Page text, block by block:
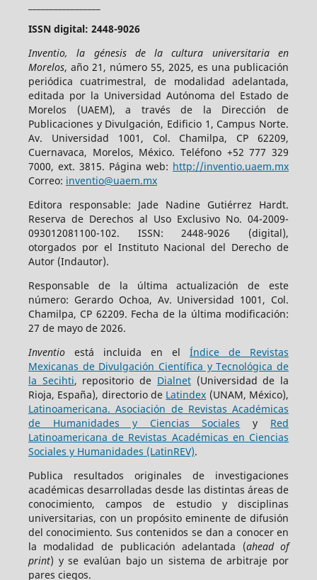
ISSN digital: 2448-9026
Inventio, la génesis de la cultura universitaria en
Morelos, año 21, número 55, 2025, es una publicación
periódica cuatrimestral, de modalidad adelantada,
editada por la Universidad Autónoma del Estado de
Morelos (UAEM), a través de la Dirección de
Publicaciones y Divulgación, Edificio 1, Campus Norte.
Av. Universidad 1001, Col. Chamilpa, CP 62209,
Cuernavaca, Morelos, México. Teléfono +52 777 329
7000, ext. 3815. Página web: http://inventio.uaem.mx
Correo: inventio@uaem.mx
Editora responsable: Jade Nadine Gutiérrez Hardt.
Reserva de Derechos al Uso Exclusivo No. 04-2009-
093012081100-102. ISSN: 2448-9026 (digital),
otorgados por el Instituto Nacional del Derecho de
Autor (Indautor).
Responsable de la última actualización de este
número: Gerardo Ochoa, Av. Universidad 1001, Col.
Chamilpa, CP 62209. Fecha de la última modificación:
27 de mayo de 2026.
Inventioestá incluida en elÍndice de Revistas
Mexicanas de Divulgación Científica y Tecnológica de
la Secihti, repositorio de Dialnet(Universidad de la
Rioja, España), directorio de Latindex (UNAM, México),
Latinoamericana. Asociación de Revistas Académicas
de Humanidades y Ciencias Sociales y Red
Latinoamericana de Revistas Académicas en Ciencias
Sociales y Humanidades (LatinREV).
Publica resultados originales de investigaciones
académicas desarrolladas desde las distintas áreas de
conocimiento, campos de estudio y disciplinas
universitarias, con un propósito eminente de difusión
del conocimiento. Sus contenidos se dan a conocer en
la modalidad de publicación adelantada (ahead of
print) y se evalúan bajo un sistema de arbitraje por
pares ciegos.